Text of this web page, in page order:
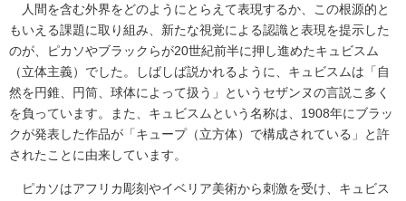
人間を含む外界をどのようにとらえて表現するか、この根源的と
もいえる課題に取り組み、新たな視覚による認識と表現を提示した
のが、ピカソやブラックらが20世紀前半に押し進めたキュビスム
（立体主義）でした。しばしば説かれるように、キュビスムは「自
然を円錐、円筒、球体によって扱う」というセザンヌの言説こ多く
を負っています。また、キュビスムという名称は、1908年にブラッ
クが発表した作品が「キュープ（立方体）で構成されている」と許
されたことに由来しています。
ピカソはアフリカ彫刻やイベリア美術から刺激を受け、キュビス